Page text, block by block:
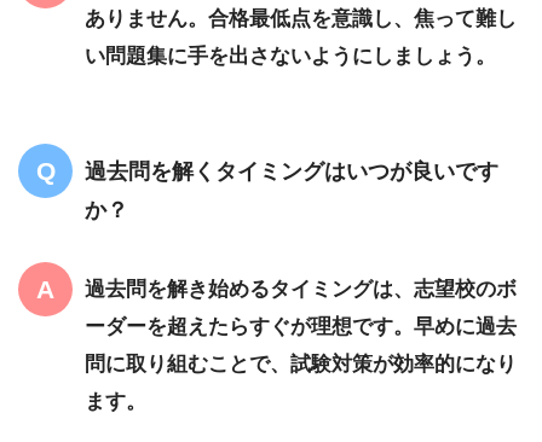
ありません。合格最低点を意識し、焦って難し
い問題集に手を出さないようにしましょう。
過去問を解くタイミングはいつが良いです
か？
過去問を解き始めるタイミングは、志望校のボ
ーダーを超えたらすぐが理想です。早めに過去
問に取り組むことで、試験対策が効率的になり
ます。